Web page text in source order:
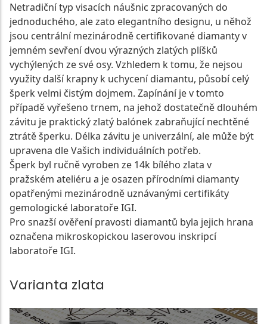
Netradiční typ visacích náušnic zpracovaných do
jednoduchého, ale zato elegantního designu, u něhož
jsou centrální mezinárodně certifikované diamanty v
jemném sevření dvou výrazných zlatých plíšků
vychýlených ze své osy. Vzhledem k tomu, že nejsou
využity další krapny k uchycení diamantu, působí celý
šperk velmi čistým dojmem. Zapínání je v tomto
případě vyřešeno trnem, na jehož dostatečně dlouhém
závitu je praktický zlatý balónek zabraňující nechtěné
ztrátě šperku. Délka závitu je univerzální, ale může být
upravena dle Vašich individuálních potřeb.
Šperk byl ručně vyroben ze 14k bílého zlata v
pražském ateliéru a je osazen přírodními diamanty
opatřenými mezinárodně uznávanými certifikáty
gemologické laboratoře IGI.
Pro snazší ověření pravosti diamantů byla jejich hrana
označena mikroskopickou laserovou inskripcí
laboratoře IGI.
Varianta zlata